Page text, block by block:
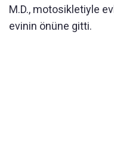
M.D., motosikletiyle
evinin önüne gitti.